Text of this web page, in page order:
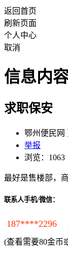
返回首页
刷新页面
个人中心
取消
信息内
求职保安
鄂州便民网
举报
浏览：1063
最好是售楼部，
联系人手机/微信：
187****2296
(查看需要80金币